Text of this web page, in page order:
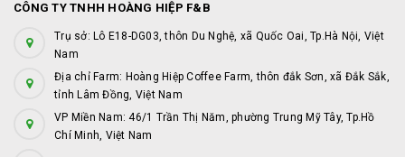
CÔNG TY TNHH HOÀNG HIỆP F&B
Trụ sở: Lô E18-DG03, thôn Du Nghệ, xã Quốc Oai, Tp.Hà Nội, Việt
Nam
Địa chỉ Farm: Hoàng Hiệp Coffee Farm, thôn đắk Sơn, xã Đắk Sắk,
tỉnh Lâm Đồng, Việt Nam
VP Miền Nam: 46/1 Trần Thị Năm, phường Trung Mỹ Tây, Tp.Hồ
Chí Minh, Việt Nam